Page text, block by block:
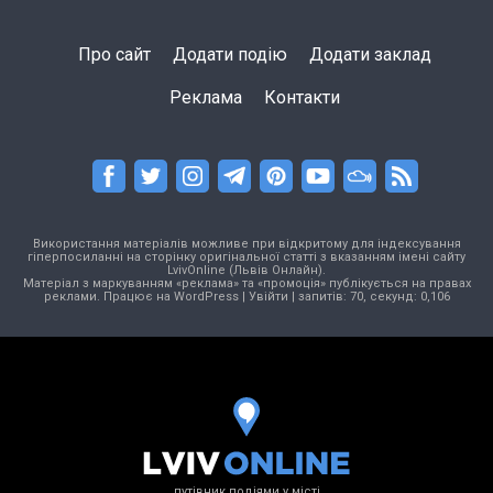
Про сайт Додати подію Додати заклад
Реклама Контакти
Використання матеріалів можливе при відкритому для індексування
гіперпосиланні на сторінку оригінальної статті з вказанням імені сайту
LvivOnline (Львів Онлайн).
Матеріал з маркуванням «реклама» та «промоція» публікується на правах
реклами. Працює на WordPress| Увійти | запитів: 70, секунд: 0,106